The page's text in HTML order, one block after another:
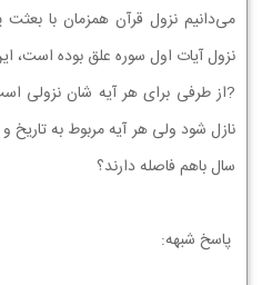
می‌دانیم نزول قرآن همزمان با
نزول آیات اول سوره علق بوده است،
?از طرفی برای هر آیه شان نزولی
نازل شود ولی هر آیه مربوط به تاریخ
سال باهم فاصله دارند؟
پاسخ شبهه: